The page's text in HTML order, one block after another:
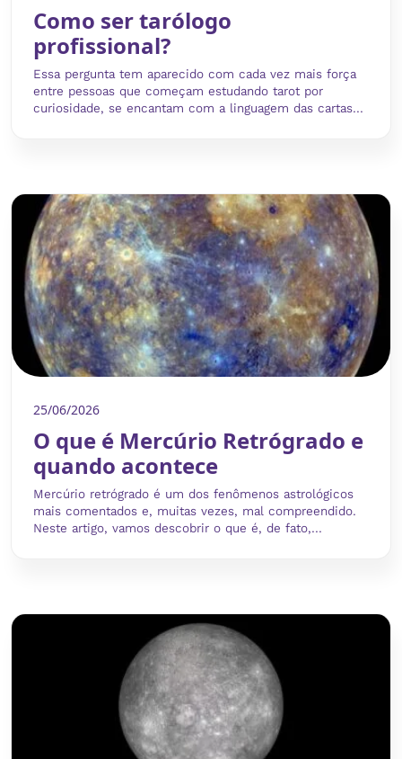
Como ser tarólogo
profissional?
Essa pergunta tem aparecido com cada vez mais força
entre pessoas que começam estudando tarot por
curiosidade, se encantam com a linguagem das cartas...
25/06/2026
O que é Mercúrio Retrógrado e
quando acontece
Mercúrio retrógrado é um dos fenômenos astrológicos
mais comentados e, muitas vezes, mal compreendido.
Neste artigo, vamos descobrir o que é, de fato,...